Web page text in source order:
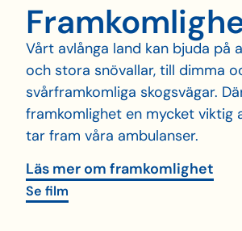
Vårt avlånga land kan bjuda på
och stora snövallar, till dimma
svårframkomliga skogsvägar.
framkomlighet en mycket viktig
tar fram våra ambulanser.
Läs mer om framkomlighet
Se film